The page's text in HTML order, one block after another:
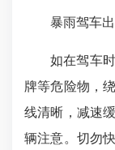
暴雨驾车
如在驾车
牌等危险物，
线清晰，减速
辆注意。切勿